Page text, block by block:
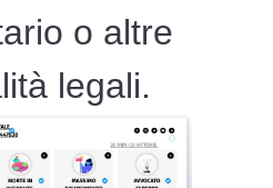
o altre
legali.